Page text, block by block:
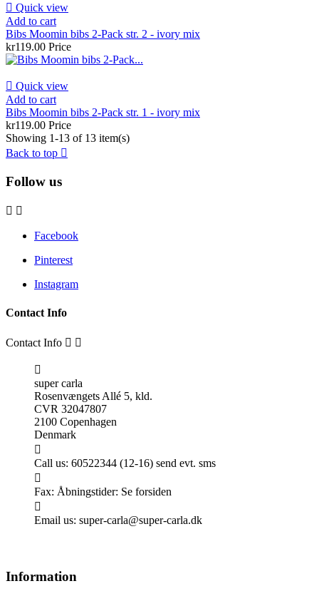
 Quick view
Add to cart
Bibs Moomin bibs 2-Pack str. 2 - ivory mix
kr119.00 Price
 Quick view
Add to cart
Bibs Moomin bibs 2-Pack str. 1 - ivory mix
kr119.00 Price
Showing 1-13 of 13 item(s)
Back to top 
Follow us
 
Facebook
Pinterest
Instagram
Contact Info
Contact Info  

super carla
Rosenvængets Allé 5, kld.
CVR 32047807
2100 Copenhagen
Denmark

Call us: 60522344 (12-16) send evt. sms

Fax: Åbningstider: Se forsiden

Email us: super-carla@super-carla.dk
Information